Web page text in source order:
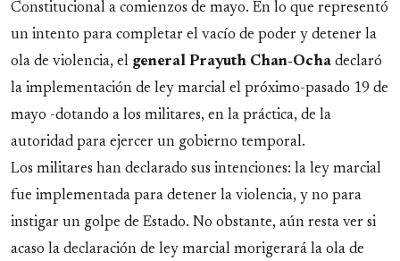
Constitucional a comienzos de mayo. En lo que representó
un intento para completar el vacío de poder y detener la
ola de violencia, el general Prayuth Chan-Ocha declaró
la implementación de ley marcial el próximo-pasado 19 de
mayo -dotando a los militares, en la práctica, de la
autoridad para ejercer un gobierno temporal.
Los militares han declarado sus intenciones: la ley marcial
fue implementada para detener la violencia, y no para
instigar un golpe de Estado. No obstante, aún resta ver si
acaso la declaración de ley marcial morigerará la ola de